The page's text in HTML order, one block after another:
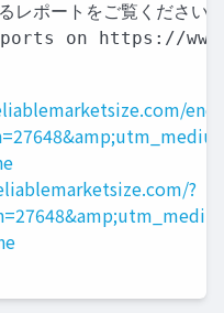
レポートをご覧ください:
on https://
?